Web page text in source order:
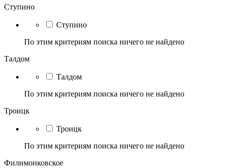
Ступино
Ступино
По этим критериям поиска ничего не найдено
Талдом
Талдом
По этим критериям поиска ничего не найдено
Троицк
Троицк
По этим критериям поиска ничего не найдено
Филимонковское